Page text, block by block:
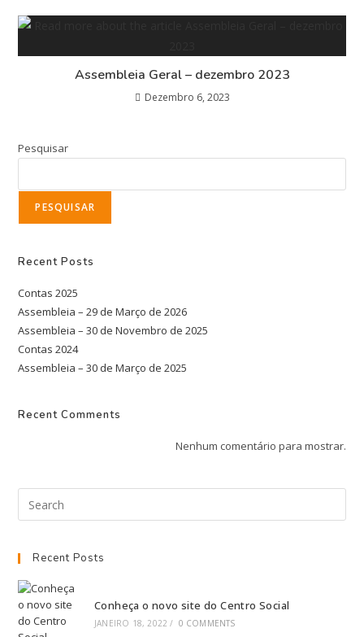
Assembleia Geral – dezembro 2023
Dezembro 6, 2023
Pesquisar
PESQUISAR
Recent Posts
Contas 2025
Assembleia – 29 de Março de 2026
Assembleia – 30 de Novembro de 2025
Contas 2024
Assembleia – 30 de Março de 2025
Recent Comments
Nenhum comentário para mostrar.
Recent Posts
Conheça o novo site do Centro Social
JANEIRO 18, 2022 / 0 COMMENTS